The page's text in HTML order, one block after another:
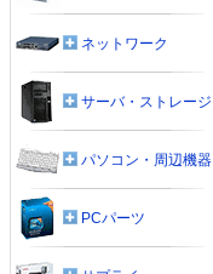
ネットワーク
サーバ・ストレージ
パソコン・周辺機器
PCパーツ